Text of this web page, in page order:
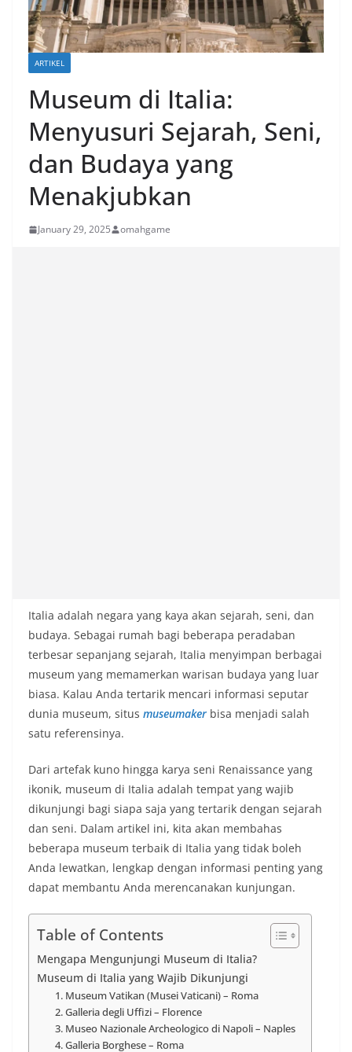
ARTIKEL
Museum di Italia:
Menyusuri Sejarah, Seni,
dan Budaya yang
Menakjubkan
January 29, 2025 omahgame
Italia adalah negara yang kaya akan sejarah, seni, dan
budaya. Sebagai rumah bagi beberapa peradaban
terbesar sepanjang sejarah, Italia menyimpan berbagai
museum yang memamerkan warisan budaya yang luar
biasa. Kalau Anda tertarik mencari informasi seputar
dunia museum, situs museumaker bisa menjadi salah
satu referensinya.
Dari artefak kuno hingga karya seni Renaissance yang
ikonik, museum di Italia adalah tempat yang wajib
dikunjungi bagi siapa saja yang tertarik dengan sejarah
dan seni. Dalam artikel ini, kita akan membahas
beberapa museum terbaik di Italia yang tidak boleh
Anda lewatkan, lengkap dengan informasi penting yang
dapat membantu Anda merencanakan kunjungan.
Table of Contents
Mengapa Mengunjungi Museum di Italia?
Museum di Italia yang Wajib Dikunjungi
1. Museum Vatikan (Musei Vaticani) – Roma
2. Galleria degli Uffizi – Florence
3. Museo Nazionale Archeologico di Napoli – Naples
4. Galleria Borghese – Roma